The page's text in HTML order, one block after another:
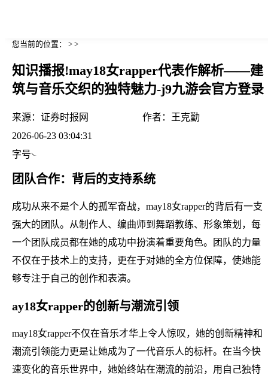
您当前的位置： > >
知识播报!may18女rapper代表作解析——建
筑与音乐交织的独特魅力-j9九游会官方登录
来源： 证券时报网 作者：
王克勤
2026-06-23 03:04:31
字号
团队合作：背后的支持系统
成功从来不是个人的孤军奋战，may18女rapper的背后有一支
强大的团队。从制作人、编曲师到舞蹈教练、形象策划，每
一个团队成员都在她的成功中扮演着重要角色。团队的力量
不仅在于技术上的支持，更在于对她的全方位保障，使她能
够专注于自己的创作和表演。
ay18女rapper的创新与潮流引领
may18女rapper不仅在音乐才华上令人惊叹，她的创新精神和
潮流引领能力更是让她成为了一代音乐人的标杆。在当今快
速变化的音乐世界中，她始终站在潮流的前沿，用自己独特